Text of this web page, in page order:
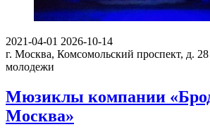
2021-04-01 2026-10-14
г. Москва, Комсомольский проспект, д. 28
молодежи
Мюзиклы компании
Москва»